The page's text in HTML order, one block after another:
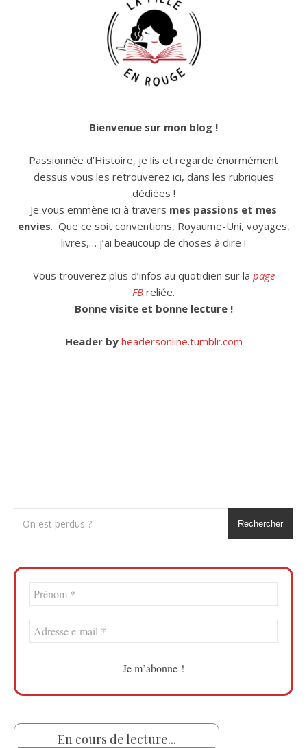
Bienvenue sur mon blog !
Passionnée d’Histoire, je lis et regarde énormément
dessus vous les retrouverez ici, dans les rubriques
dédiées !
Je vous emmène ici à travers mes passions et mes
envies. Que ce soit conventions, Royaume-Uni, voyages,
livres,… j’ai beaucoup de choses à dire !
Vous trouverez plus d’infos au quotidien sur la page
FB reliée.
Bonne visite et bonne lecture !
Header by headersonline.tumblr.com
Rechercher
En cours de lecture...